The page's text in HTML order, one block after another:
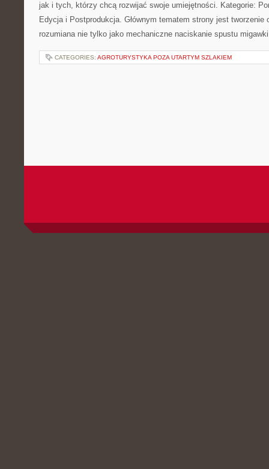
jak i tych, którzy chcą rozwijać swoje umiejętności. Kategorie:
Edycja i Postprodukcja. Głównym tematem strony jest tworzenie
rozumiana nie tylko jako mechaniczne naciskanie spustu
CATEGORIES: AGROTURYSTYKA POZA UTARTYM SZLAKIEM